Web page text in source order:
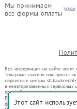
Мы принимаем
все формы оплаты
Вся информация на сайте носит
Товарные знаки используются
сервисные центры stl.bauknecht-
в неавторизованных сервисных
правообладателями товарных
Ремонт осуществляется для
со статьей 1487 ГК РФ.
Этот сайт